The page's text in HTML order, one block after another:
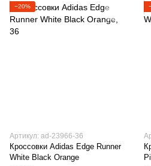
−20%
Артикул: ad-23966-36
Кроссовки Adidas Edge Runner
White Black Orange